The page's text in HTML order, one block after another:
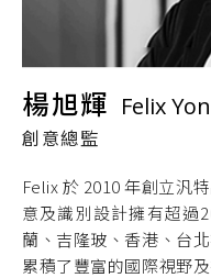
楊旭輝 Felix
創意總監
Felix 於 2010 年創立汎
意及識別設計擁有超過
蘭、吉隆玻、香港、台
累積了豐富的國際視野